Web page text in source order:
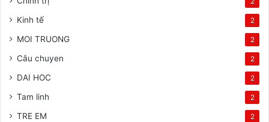
Kinh tế 2
MOI TRUONG 2
Câu chuyen 2
DAI HOC 2
Tam linh 2
TRE EM 2